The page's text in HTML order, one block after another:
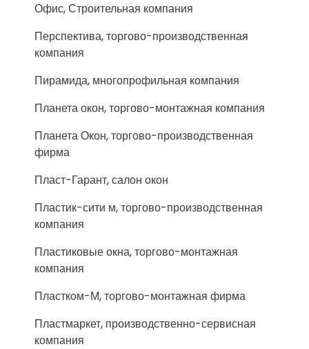
Офис, Строительная компания
Перспектива, торгово-производственная
компания
Пирамида, многопрофильная компания
Планета окон, торгово-монтажная компания
Планета Окон, торгово-производственная
фирма
Пласт-Гарант, салон окон
Пластик-сити м, торгово-производственная
компания
Пластиковые окна, торгово-монтажная
компания
Пластком-М, торгово-монтажная фирма
Пластмаркет, производственно-сервисная
компания